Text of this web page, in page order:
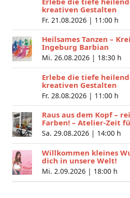
kreativen Gestalten
Fr. 21.08.2026 | 11:00 h
Heilsames Tanzen –
Ingeburg Barbian
Mi. 26.08.2026 | 18:30 h
Erlebe die tiefe
kreativen Gestalten
Fr. 28.08.2026 | 11:00 h
Raus aus dem Kopf –
Farben! – Atelier-Zeit
Sa. 29.08.2026 | 14:00 h
Willkommen kleines
dich in unsere Welt!
Mi. 2.09.2026 | 18:00 h